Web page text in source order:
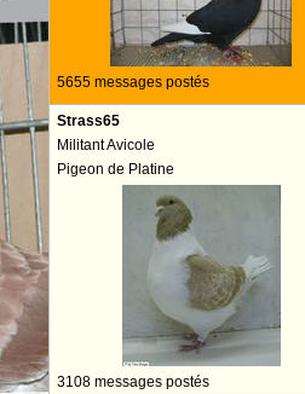
5655 messages postés
Strass65
Militant Avicole
Pigeon de Platine
3108 messages postés